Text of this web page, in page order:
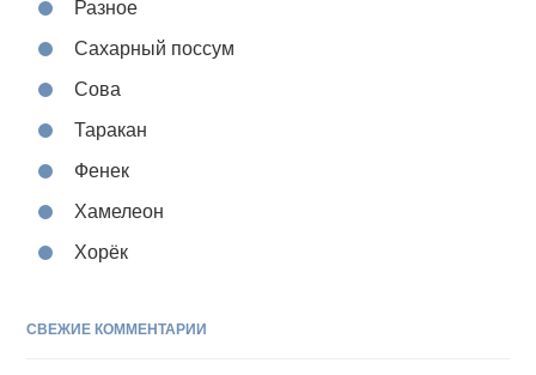
Разное
Сахарный поссум
Сова
Таракан
Фенек
Хамелеон
Хорёк
СВЕЖИЕ КОММЕНТАРИИ